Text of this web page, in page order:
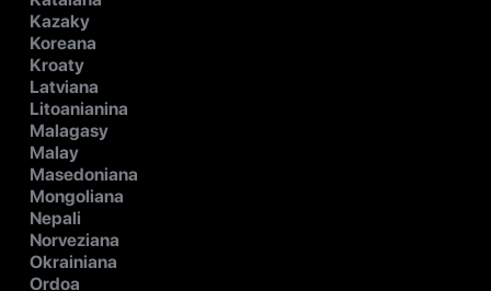
Kazaky
Koreana
Kroaty
Latviana
Litoanianina
Malagasy
Malay
Masedoniana
Mongoliana
Nepali
Norveziana
Okrainiana
Ordoa